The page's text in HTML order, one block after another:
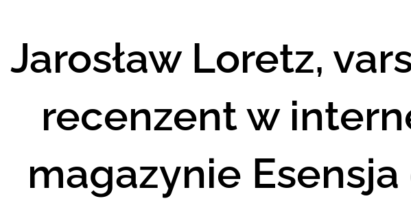
Jarosław Loretz,
recenzent w
magazynie